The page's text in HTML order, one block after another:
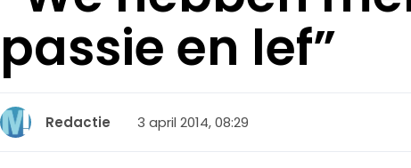
passie en lef”
Redactie 3 april 2014, 08:29